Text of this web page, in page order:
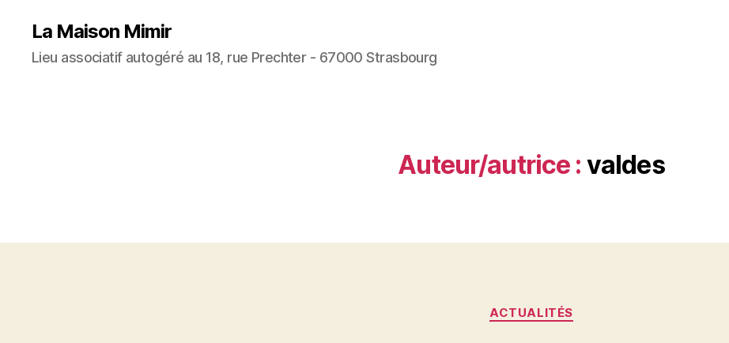
La Maison Mimir
Lieu associatif autogéré au 18, rue Prechter - 67000 Strasbourg
Auteur/autrice : valdes
Catégories
ACTUALITÉS